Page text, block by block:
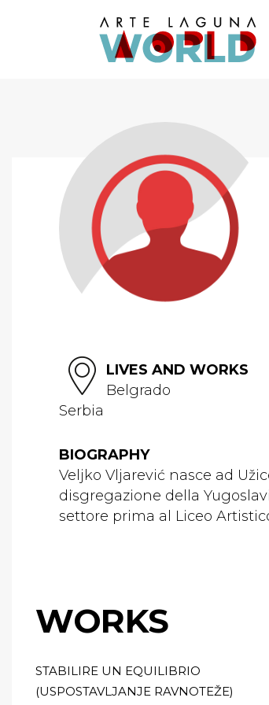
LIVES AND WORKS
Belgrado
Serbia
BIOGRAPHY
Veljko Vljarević nasce ad
disgregazione della
settore prima al Liceo
WORKS
STABILIRE UN EQUILIBRIO
(USPOSTAVLJANJE RAVNOTEŽE)